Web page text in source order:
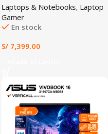
1TB SSD NVIDIA GEFORCE
RTX 5060 8GB 16″ WUXGA
165HZ WINDOWS 11
Laptops & Notebooks, Laptop
Gamer
En stock
S/ 7,399.00
SALE